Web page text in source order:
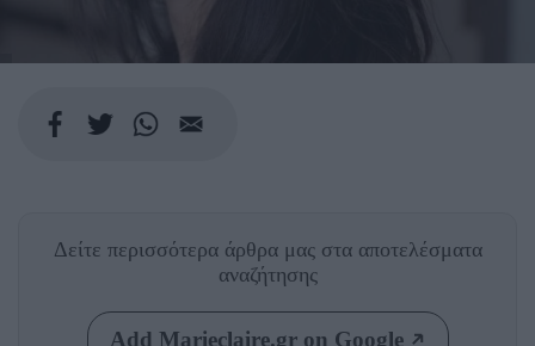
Δείτε περισσότερα άρθρα μας στα αποτελέσματα
αναζήτησης
Add Marieclaire.gr on Google